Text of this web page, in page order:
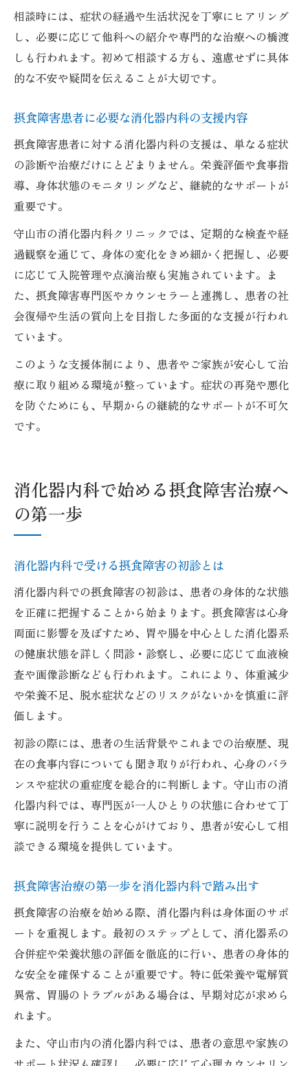
相談時には、症状の経過や生活状況を丁寧にヒアリング
し、必要に応じて他科への紹介や専門的な治療への橋渡
しも行われます。初めて相談する方も、遠慮せずに具体
的な不安や疑問を伝えることが大切です。
摂食障害患者に必要な消化器内科の支援内容
摂食障害患者に対する消化器内科の支援は、単なる症状
の診断や治療だけにとどまりません。栄養評価や食事指
導、身体状態のモニタリングなど、継続的なサポートが
重要です。
守山市の消化器内科クリニックでは、定期的な検査や経
過観察を通じて、身体の変化をきめ細かく把握し、必要
に応じて入院管理や点滴治療も実施されています。ま
た、摂食障害専門医やカウンセラーと連携し、患者の社
会復帰や生活の質向上を目指した多面的な支援が行われ
ています。
このような支援体制により、患者やご家族が安心して治
療に取り組める環境が整っています。症状の再発や悪化
を防ぐためにも、早期からの継続的なサポートが不可欠
です。
消化器内科で始める摂食障害治療へ
の第一歩
消化器内科で受ける摂食障害の初診とは
消化器内科での摂食障害の初診は、患者の身体的な状態
を正確に把握することから始まります。摂食障害は心身
両面に影響を及ぼすため、胃や腸を中心とした消化器系
の健康状態を詳しく問診・診察し、必要に応じて血液検
査や画像診断なども行われます。これにより、体重減少
や栄養不足、脱水症状などのリスクがないかを慎重に評
価します。
初診の際には、患者の生活背景やこれまでの治療歴、現
在の食事内容についても聞き取りが行われ、心身のバラ
ンスや症状の重症度を総合的に判断します。守山市の消
化器内科では、専門医が一人ひとりの状態に合わせて丁
寧に説明を行うことを心がけており、患者が安心して相
談できる環境を提供しています。
摂食障害治療の第一歩を消化器内科で踏み出す
摂食障害の治療を始める際、消化器内科は身体面のサポ
ートを重視します。最初のステップとして、消化器系の
合併症や栄養状態の評価を徹底的に行い、患者の身体的
な安全を確保することが重要です。特に低栄養や電解質
異常、胃腸のトラブルがある場合は、早期対応が求めら
れます。
また、守山市内の消化器内科では、患者の意思や家族の